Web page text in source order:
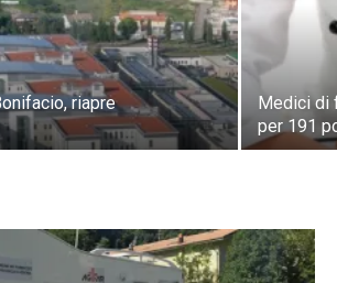
riapre
Medici di
per 191